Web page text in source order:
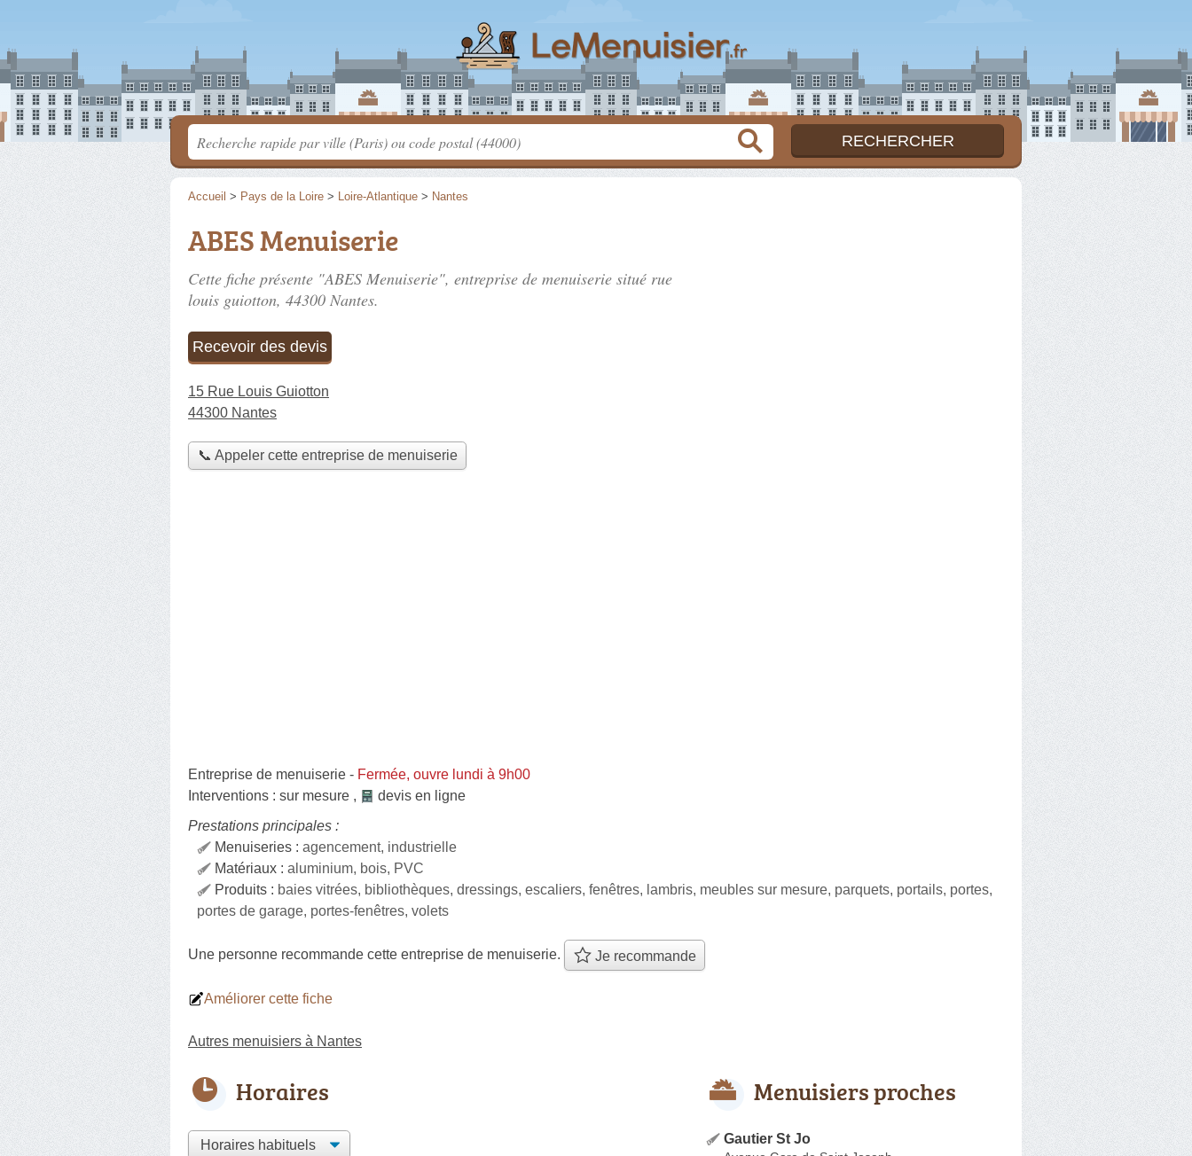
Accueil > Pays de la Loire > Loire-Atlantique > Nantes
ABES Menuiserie
Cette fiche présente "ABES Menuiserie", entreprise de menuiserie situé rue
louis guiotton, 44300 Nantes.
Recevoir des devis
15 Rue Louis Guiotton
44300 Nantes
📞 Appeler cette entreprise de menuiserie
Entreprise de menuiserie - Fermée, ouvre lundi à 9h00
Interventions : sur mesure ,
devis en ligne
Prestations principales :
Menuiseries : agencement, industrielle
Matériaux : aluminium, bois, PVC
Produits : baies vitrées, bibliothèques, dressings, escaliers, fenêtres, lambris, meubles sur mesure, parquets, portails, portes,
portes de garage, portes-fenêtres, volets
Une personne recommande cette entreprise de menuiserie. Je recommande
Améliorer cette fiche
Autres menuisiers à Nantes
Horaires Menuisiers proches
Gautier St Jo